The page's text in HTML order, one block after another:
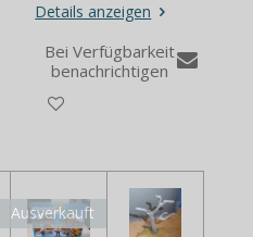
Details anzeigen
Bei Verfügbarkeit
benachrichtigen
Ausverkauft